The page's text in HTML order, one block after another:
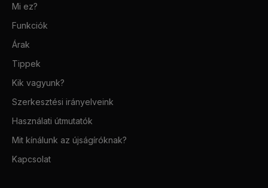
Mi ez?
Funkciók
Árak
Tippek
Kik vagyunk?
Szerkesztési irányelveink
Használati útmutatók
Mit kínálunk az újságíróknak?
Kapcsolat